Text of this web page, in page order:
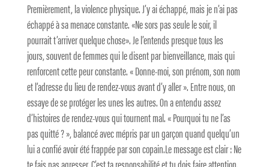
Premièrement, la violence physique. J’y ai échappé, mais je n’ai pas
échappé à sa menace constante. «Ne sors pas seule le soir, il
pourrait t’arriver quelque chose». Je l’entends presque tous les
jours, souvent de femmes qui le disent par bienveillance, mais qui
renforcent cette peur constante. « Donne-moi, son prénom, son nom
et l’adresse du lieu de rendez-vous avant d’y aller ». Entre nous, on
essaye de se protéger les unes les autres. On a entendu assez
d’histoires de rendez-vous qui tournent mal. « Pourquoi tu ne l’as
pas quitté ? », balancé avec mépris par un garçon quand quelqu’un
lui a confié avoir été frappée par son copain.Le message est clair : Ne